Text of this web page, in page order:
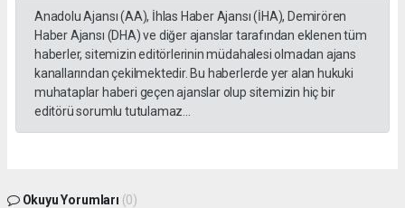
Anadolu Ajansı (AA), İhlas Haber Ajansı (İHA), Demirören
Haber Ajansı (DHA) ve diğer ajanslar tarafından eklenen tüm
haberler, sitemizin editörlerinin müdahalesi olmadan ajans
kanallarından çekilmektedir. Bu haberlerde yer alan hukuki
muhataplar haberi geçen ajanslar olup sitemizin hiç bir
editörü sorumlu tutulamaz...
Okuyu Yorumları (0)